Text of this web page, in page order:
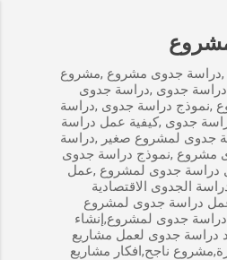
جدوى مشروع ,مشروع
جدوى ,دراسة جدوى
,نموذج دراسة جدوى ,دراسة
جدوى ,كيفية عمل دراسة
جدوى لمشروع صغير ,دراسة
مشروع ,نموذج دراسة جدوى
دراسة جدوى لمشروع ,عمل
الجدوى الاقتصادية
دراسة جدوى لمشروع
جدوى لمشروع,إنشاء
دراسة جدوى لعمل مشاريع
ناجح,افكار مشاريع